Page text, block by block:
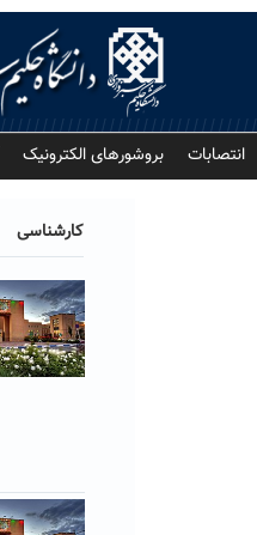
انتصابات بروشورهای الکترونیک
کارشناسی